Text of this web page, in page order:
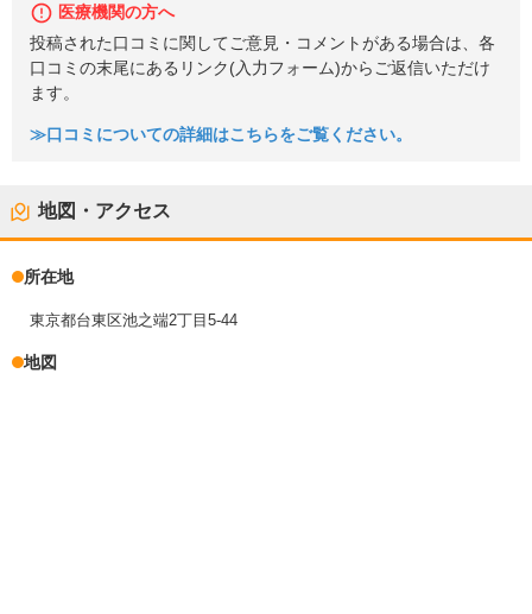
医療機関の方へ
投稿された口コミに関してご意見・コメントがある場合は、各
口コミの末尾にあるリンク(入力フォーム)からご返信いただけ
ます。
≫口コミについての詳細はこちらをご覧ください。
地図・アクセス
所在地
東京都台東区池之端2丁目5-44
地図